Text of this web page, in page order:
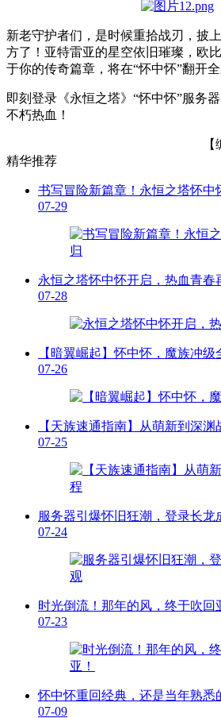
新老守护者们，是时候重拾战刃，披
方了！亚特雷亚的星空依旧璀璨，欧
于你的传奇篇章，将在“怀中怀”翻开全
即刻登录《永恒之塔》“怀中怀”服务
不朽热血！
精华推荐
书写冒险新篇章！永恒之塔怀中
07-29
永恒之塔怀中怀开启，热血青春
07-28
【暗翼崛起】怀中怀，魔族冲级
07-26
【天族速通指南】从萌新到深渊
07-25
服务器引爆怀旧狂潮，登录长龙
07-24
时光倒流！那年的风，终于吹回
07-23
怀中怀重回经典，还是当年熟悉
07-09